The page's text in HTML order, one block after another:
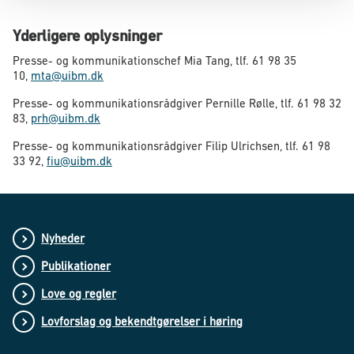
Yderligere oplysninger
Presse- og kommunikationschef Mia Tang, tlf. 61 98 35
10, mta@uibm.dk
Presse- og kommunikationsrådgiver Pernille Rølle, tlf. 61 98 32
83, prh@uibm.dk
Presse- og kommunikationsrådgiver Filip Ulrichsen, tlf. 61 98
33 92, fiu@uibm.dk
Nyheder
Publikationer
Love og regler
Lovforslag og bekendtgørelser i høring